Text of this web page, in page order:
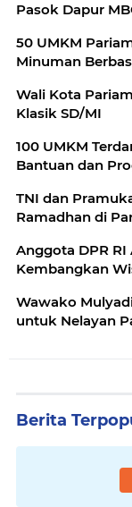
Pasok Dapur
50 UMKM
Minuman
Wali Kota
Klasik SD/MI
100 UMKM
Bantuan dan
TNI dan
Ramadhan di
Anggota DPR RI
Kembangkan
Wawako
untuk Nelayan
Berita